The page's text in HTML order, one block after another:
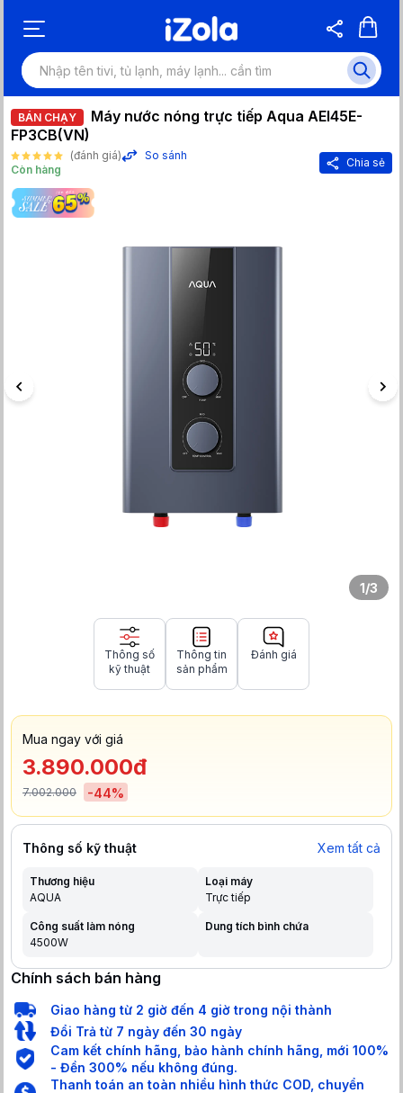
BÁN CHẠY
Máy nước nóng trực tiếp Aqua AEI45E-
FP3CB(VN)
(đánh giá)
So sánh
Còn hàng
Chia sẻ
1/3
Thông số
kỹ thuật
Thông tin
sản phẩm
Đánh giá
Mua ngay với giá
3.890.000đ
7.002.000 -44%
Thông số kỹ thuật Xem tất cả
Thương hiệu
AQUA
Loại máy
Trực tiếp
Công suất làm nóng
4500W
Dung tích bình chứa
Chính sách bán hàng
Giao hàng từ 2 giờ đến 4 giờ trong nội thành
Đổi Trả từ 7 ngày đến 30 ngày
Cam kết chính hãng, bảo hành chính hãng, mới 100%
- Đền 300% nếu không đúng.
Thanh toán an toàn nhiều hình thức COD, chuyển